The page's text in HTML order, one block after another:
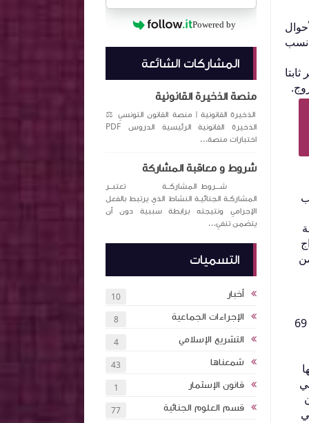
الأحوال
نسب
ثابتا
حسب الفصل 71 من مجلة الاحوال الشخصية الكفل المولود بعد ستة اشهر يعتبر متمتع بقرينة الفراش وحسب الفصل 69
Powered by
المشاركات الشائعة
منصة الذخيرة القانونية
الذخيرة القانونية | منصة القانون التونسي ⚖️
الذخيرة القانونية الرئيسية الدروس PDF
اختبارات منصة...
شروط و معاقبة المشاركة
شـــروط المشاركــة تعتبــر
المشاركـة الجنائيـة النشاط الذي يرتبط بالفعل
الإجرامي ونتيجته برابطة سببية دون أن
يتضمن تنفي...
التسميات
أخبار 10
الإجراءات الجماعية 8
التشريع الإسلامي 4
شمعناها 43
قانون الإسثمار 1
قسم العلوم الجنائية 77